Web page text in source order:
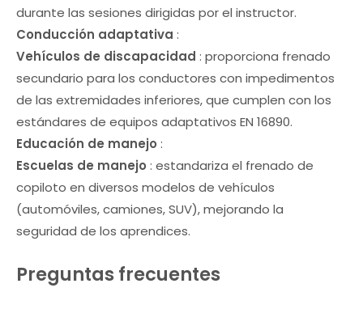
durante las sesiones dirigidas por el instructor.
Conducción adaptativa :
Vehículos de discapacidad : proporciona frenado
secundario para los conductores con impedimentos
de las extremidades inferiores, que cumplen con los
estándares de equipos adaptativos EN 16890.
Educación de manejo :
Escuelas de manejo : estandariza el frenado de
copiloto en diversos modelos de vehículos
(automóviles, camiones, SUV), mejorando la
seguridad de los aprendices.
Preguntas frecuentes